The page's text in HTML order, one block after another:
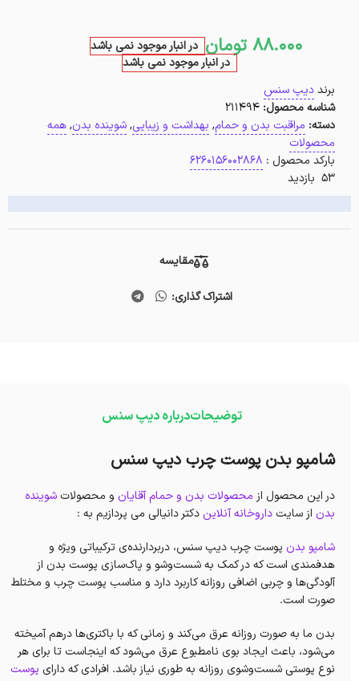
88.000 تومان در انبار موجود نمی باشد
در انبار موجود نمی باشد
برنددیپ سنس
شناسه محصول: 211494
دسته: مراقبت بدن و حمام, بهداشت و زیبایی,شوینده بدن,همه
محصولات
بارکد محصول : 6260156002868
53 بازدید
مقایسه
اشتراک گذاری:
توضیحاتدرباره دیپ سنس
شامپو بدن پوست چرب دیپ سنس
در این محصول از محصولات بدن و حمام آقایان و محصولات شوینده
بدن از سایتداروخانه آنلاین دکتر دانیالی می پردازیم به :
شامپو بدن پوست چرب دیپ سنس، دربردارنده‌ی ترکیباتی ویژه و
هدفمندی است که در کمک به شست‌‌وشو و پاک‌سازی‌ پوست بدن از
آلودگی‌ها و چربی اضافی روزانه کاربرد دارد و مناسب پوست چرب و مختلط
صورت است.
بدن ما به صورت روزانه عرق می‌کند و زمانی که با باکتری‌ها درهم آمیخته
می‌شود، باعث‌ ایجاد بوی نامطبوع عرق می‌شود که اینجاست تا برای هر
نوع پوستی شست‌وشوی روزانه به طوری نیاز باشد. افرادی که دارای پوست